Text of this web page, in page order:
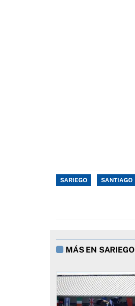
SARIEGO SANTIAGO
MÁS EN SARIEGO